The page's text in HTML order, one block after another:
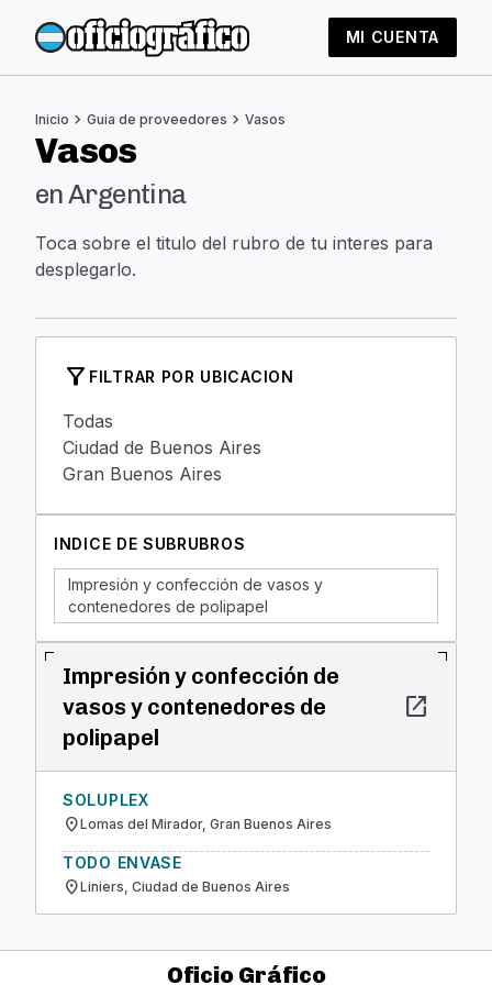
MI CUENTA
Inicio chevron_right Guia de proveedores chevron_right Vasos
Vasos
en Argentina
Toca sobre el titulo del rubro de tu interes para
desplegarlo.
filter_alt FILTRAR POR UBICACION
Todas
Ciudad de Buenos Aires
Gran Buenos Aires
INDICE DE SUBRUBROS
Impresión y confección de vasos y
contenedores de polipapel
Impresión y confección de
vasos y contenedores de
polipapel
open_in_new
SOLUPLEX
location_onLomas del Mirador, Gran Buenos Aires
TODO ENVASE
location_onLiniers, Ciudad de Buenos Aires
Oficio Gráfico